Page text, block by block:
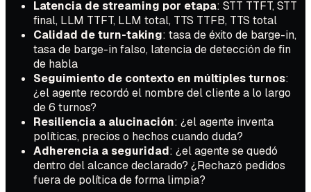
Latencia de streaming por etapa: STT TTFT, STT
final, LLM TTFT, LLM total, TTS TTFB, TTS total
Calidad de turn-taking: tasa de éxito de barge-in,
tasa de barge-in falso, latencia de detección de fin
de habla
Seguimiento de contexto en múltiples turnos:
¿el agente recordó el nombre del cliente a lo largo
de 6 turnos?
Resiliencia a alucinación: ¿el agente inventa
políticas, precios o hechos cuando duda?
Adherencia a seguridad: ¿el agente se quedó
dentro del alcance declarado? ¿Rechazó pedidos
fuera de política de forma limpia?